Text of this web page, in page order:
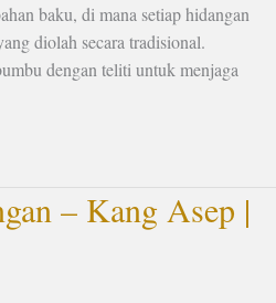
baku, di mana setiap hidangan
diolah secara tradisional.
dengan teliti untuk menjaga
– Kang Asep |